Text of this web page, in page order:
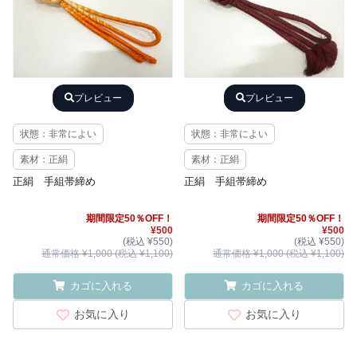
プレビュー
状態：非常によい
素材：正絹
正絹 手組帯締め
期間限定50％OFF！
¥500
(税込 ¥550)
通常価格 ¥1,000 (税込 ¥1,100)
カゴに入れる
お気に入り
プレビュー
状態：非常によい
素材：正絹
正絹 手組帯締め
期間限定50％OFF！
¥500
(税込 ¥550)
通常価格 ¥1,000 (税込 ¥1,100)
カゴに入れる
お気に入り